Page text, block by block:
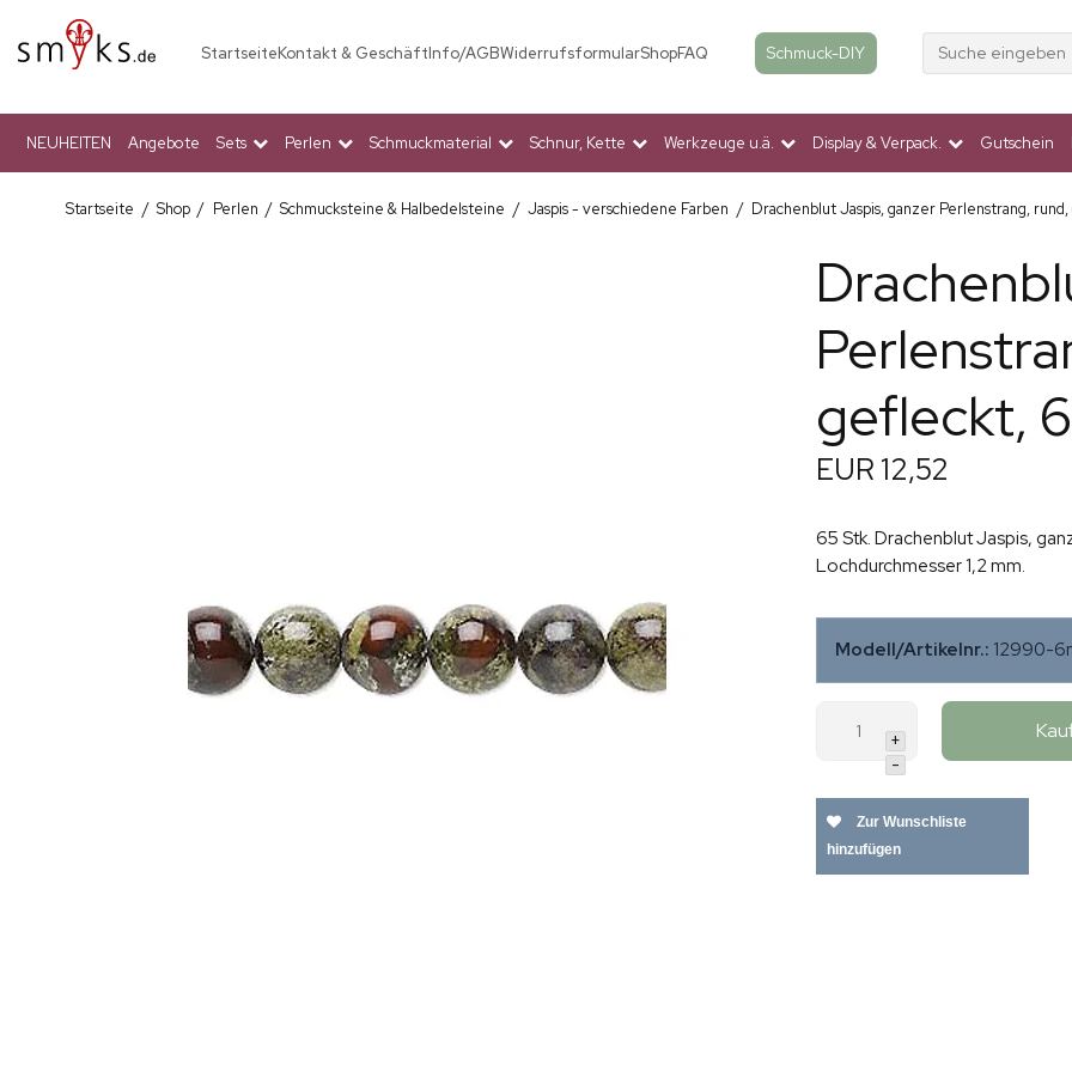
StartseiteKontakt & GeschäftInfo/AGBWiderrufsformularShopFAQ Schmuck-DIY Suche eingeben
NEUHEITEN Angebote Sets Perlen Schmuckmaterial Schnur, Kette Werkzeuge u.ä. Display & Verpack. Gutschein
Startseite / Shop / Perlen / Schmucksteine & Halbedelsteine / Jaspis - verschiedene Farben / Drachenblut Jaspis, ganzer Perlenstrang,
gefleckt,
EUR 12,52
65 Stk. Drachenblut Jaspis,
Lochdurchmesser 1,2 mm.
Modell/Artikelnr.: 12990-
+
-
Zur Wunschliste
hinzufügen